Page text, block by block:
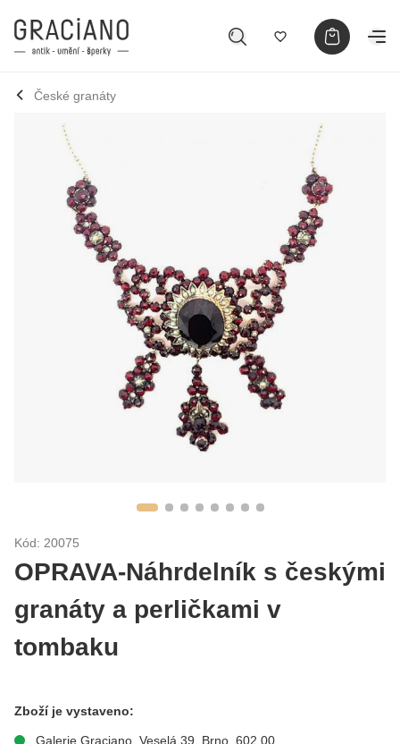
České granáty
Kód: 20075
OPRAVA-Náhrdelník s českými
granáty a perličkami v
tombaku
Zboží je vystaveno:
Galerie Graciano, Veselá 39, Brno, 602 00.